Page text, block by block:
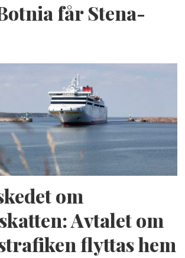
får Stena-
om
Avtalet om
flyttas hem